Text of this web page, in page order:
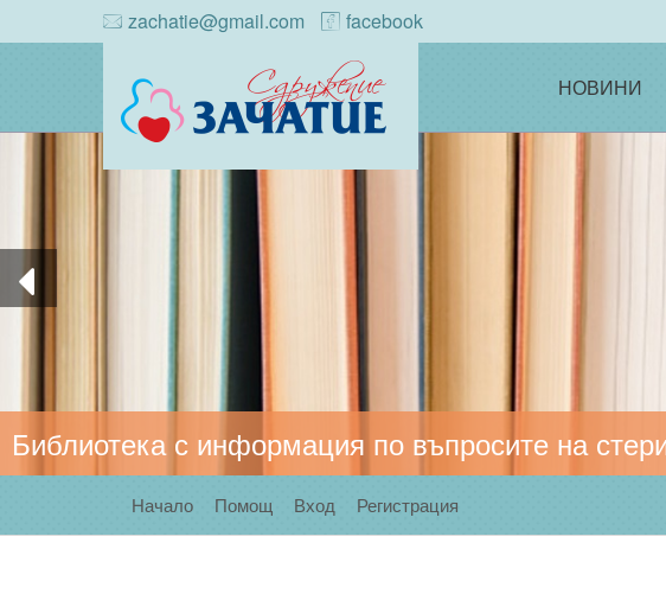
zachatie@gmail.com facebook
НОВИНИ
Библиотека с информация по въпросите на
Начало Помощ Вход Регистрация